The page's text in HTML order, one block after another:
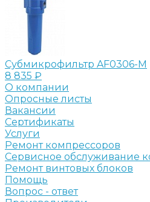
Субмикрофильтр AF0306-M
8 835 ₽
О компании
Опросные листы
Вакансии
Сертификаты
Услуги
Ремонт компрессоров
Сервисное обслуживание
Ремонт винтовых блоков
Помощь
Вопрос - ответ